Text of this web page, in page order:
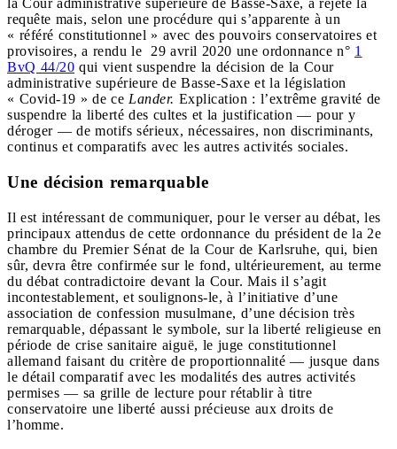
requête mais, selon une procédure qui s’apparente à un
« référé constitutionnel » avec des pouvoirs conservatoires et
provisoires, a rendu le 29 avril 2020 une ordonnance n° 1
BvQ 44/20 qui vient suspendre la décision de la Cour
administrative supérieure de Basse-Saxe et la législation
« Covid-19 » de ce Lander. Explication : l’extrême gravité de
suspendre la liberté des cultes et la justification — pour y
déroger — de motifs sérieux, nécessaires, non discriminants,
continus et comparatifs avec les autres activités sociales.
Une décision remarquable
Il est intéressant de communiquer, pour le verser au débat, les
principaux attendus de cette ordonnance du président de la 2e
chambre du Premier Sénat de la Cour de Karlsruhe, qui, bien
sûr, devra être confirmée sur le fond, ultérieurement, au terme
du débat contradictoire devant la Cour. Mais il s’agit
incontestablement, et soulignons-le, à l’initiative d’une
association de confession musulmane, d’une décision très
remarquable, dépassant le symbole, sur la liberté religieuse en
période de crise sanitaire aiguë, le juge constitutionnel
allemand faisant du critère de proportionnalité — jusque dans
le détail comparatif avec les modalités des autres activités
permises — sa grille de lecture pour rétablir à titre
conservatoire une liberté aussi précieuse aux droits de
l’homme.